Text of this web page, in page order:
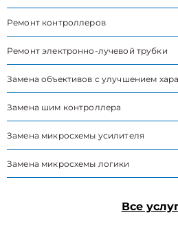
Ремонт контроллеров
Ремонт электронно-лучевой трубки
Замена объективов с улучшением
Замена шим контроллера
Замена микросхемы усилителя
Замена микросхемы логики
Все